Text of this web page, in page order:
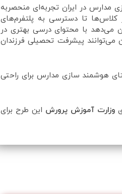
مدارس در ایران تجربه‌ای منحصربه‌
کلاس‌ها تا دسترسی به پلتفرم‌های
می‌دهد با محتوای درسی بهتری در
می‌توانند پیشرفت تحصیلی فرزندان
هوشمند سازی مدارس برای راحتی
وزارت آموزش پرورش این طرح برای